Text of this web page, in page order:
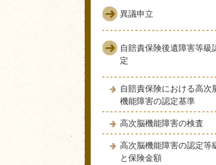
異議申立
自賠責保険後遺障害等級
定
自賠責保険における高次
機能障害の認定基準
高次脳機能障害の検査
高次脳機能障害の認定等
と保険金額